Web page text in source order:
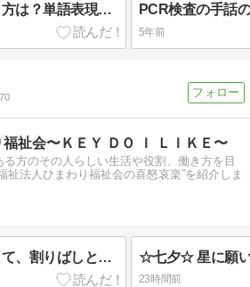
疫学調査の手話のやり方は？単語表現を動画で解説します！
5年前
祉会〜ＫＥＹ ＤＯ Ｉ ＬＩＫＥ〜
る方のその人らしい生活や役割、働き方を目
祉法人ひまわり福祉会の喜怒哀楽”を紹介しま
スイカ割りと掛けまして、割りばしと解きます・・・ ☆七夕☆ 星に願
23時間前